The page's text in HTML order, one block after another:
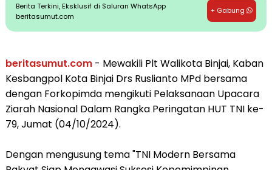
Berita Terkini, Eksklusif di Saluran WhatsApp
beritasumut.com
+ Gabung
beritasumut.com- Mewakili Plt Walikota Binjai, Kaban
Kesbangpol Kota Binjai Drs Ruslianto MPd bersama
dengan Forkopimda mengikuti Pelaksanaan Upacara
Ziarah Nasional Dalam Rangka Peringatan HUT TNI ke-
79, Jumat (04/10/2024).
Dengan mengusung tema "TNI Modern Bersama